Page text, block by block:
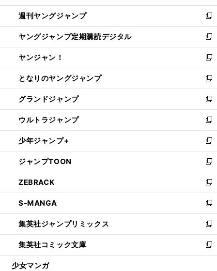
開
く
ウ
で
開
く
ン
ド
ウ
で
開
く
ウ
ィ
ン
ド
ウ
で
開
く
週刊ヤングジャンプ
新
し
い
ウ
ィ
ン
ド
ウ
で
開
く
ヤングジャンプ定期購読デジタル
新
し
い
ウ
ィ
ン
ド
ウ
で
開
く
ヤンジャン！
新
し
い
ウ
ィ
ン
ド
ウ
で
開
く
となりのヤングジャンプ
新
し
い
ウ
ィ
ン
ド
ウ
で
開
く
グランドジャンプ
新
し
い
ウ
ィ
ン
ド
ウ
で
開
く
ウルトラジャンプ
新
し
い
ウ
ィ
ン
ド
ウ
で
開
く
少年ジャンプ+
新
し
い
ウ
ィ
ン
ド
ウ
で
開
く
ジャンプTOON
新
し
い
ウ
ィ
ン
ド
ウ
で
開
ZEBRACK
新
し
い
ウ
ィ
ン
ド
ウ
S-MANGA
新
し
い
ウ
ィ
ン
集英社ジャンプリミックス
新
し
い
ウ
集英社コミック文庫
新
し
少女マンガ